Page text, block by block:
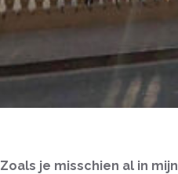
Zoals je misschien al in mijn